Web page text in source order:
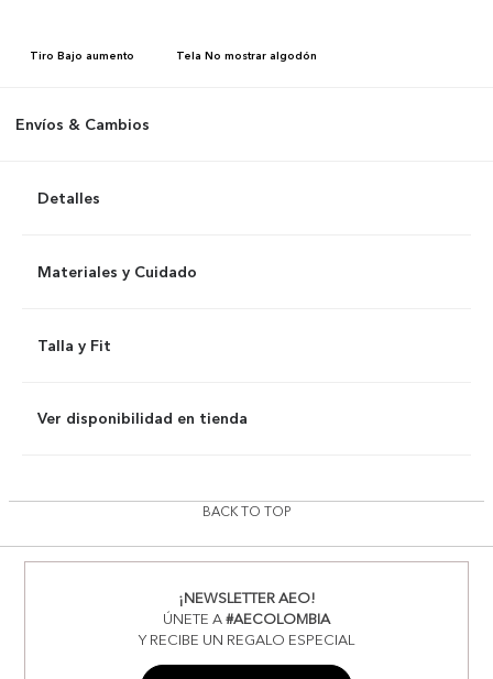
Tiro Bajo aumento Tela No mostrar algodón
Envíos & Cambios
Detalles
Materiales y Cuidado
Talla y Fit
Ver disponibilidad en tienda
BACK TO TOP
¡NEWSLETTER AEO!
ÚNETE A#AECOLOMBIA
Y RECIBE UN REGALO ESPECIAL